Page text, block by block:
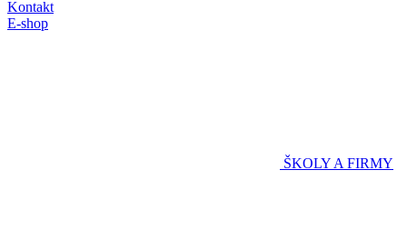
Kontakt
E-shop
ŠKOLY A FIRMY